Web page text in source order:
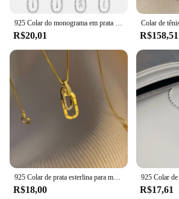
925 Colar do monograma em prata esterlina para mulheres, pingente inicial, gargantilha, joias finas, presente de festa, moda, novo
R$20,01 R$158,51
925 Colar de prata esterlina para mulheres, pingente de forma geométrica, corrente de clavícula brilhante, joalheria fina, nova marca
R$18,00 R$17,61